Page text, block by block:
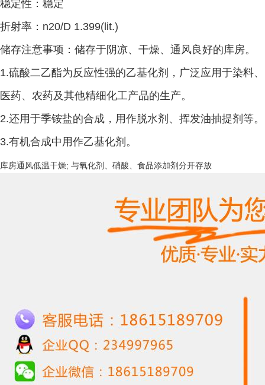
稳定性：稳定
折射率： n20/D 1.399(lit.)
储存注意事项：储存于阴凉、干燥、通风良好的库房。
1.硫酸二乙酯为反应性强的乙基化剂，广泛应用于染料、
医药、农药及其他精细化工产品的生产。
2.还用于季铵盐的合成，用作脱水剂、挥发油抽提剂等。
3.有机合成中用作乙基化剂。
库房通风低温干燥; 与氧化剂、硝酸、食品添加剂分开存放